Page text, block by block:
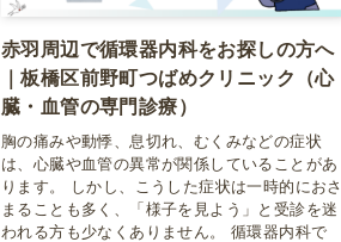
赤羽周辺で循環器内科をお探しの方へ
｜板橋区前野町つばめクリニック（心
臓・血管の専門診療）
胸の痛みや動悸、息切れ、むくみなどの症状
は、心臓や血管の異常が関係していることがあ
ります。 しかし、こうした症状は一時的におさ
まることも多く、「様子を見よう」と受診を迷
われる方も少なくありません。 循環器内科で